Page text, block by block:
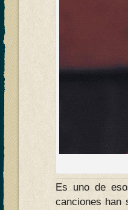
Es uno de
canciones han